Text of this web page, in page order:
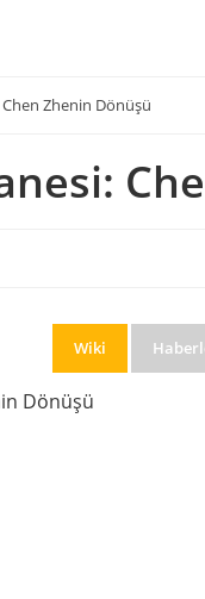
Zhenin Dönüşü
Wiki